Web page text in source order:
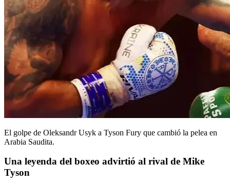
El golpe de Oleksandr Usyk a Tyson Fury que cambió la pelea en
Arabia Saudita.
Una leyenda del boxeo advirtió al rival de Mike
Tyson